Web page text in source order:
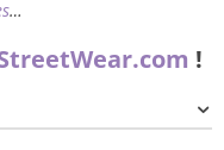
…
!